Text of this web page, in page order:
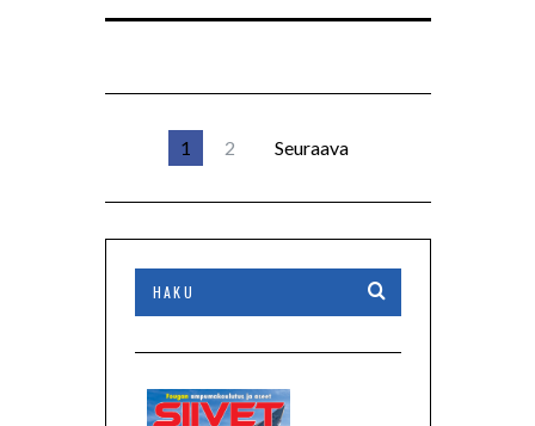
1 2 Seuraava